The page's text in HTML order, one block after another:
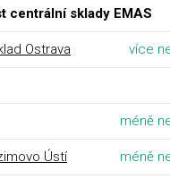
centrální sklady EMAS
Ostrava více
méně
Ústí méně